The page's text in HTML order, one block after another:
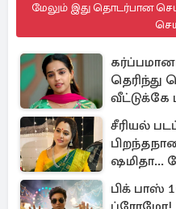
மேலும் இது தொடர்பான
தெரிந்து
வீட்டுக்கே
சீரியல்
பிக் பாஸ்